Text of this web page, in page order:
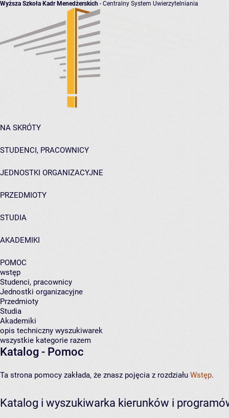
Wyższa Szkoła Kadr Menedżerskich - Centralny System Uwierzytelniania
NA SKRÓTY
STUDENCI, PRACOWNICY
JEDNOSTKI ORGANIZACYJNE
PRZEDMIOTY
STUDIA
AKADEMIKI
POMOC
wstęp
Studenci, pracownicy
Jednostki organizacyjne
Przedmioty
Studia
Akademiki
opis techniczny wyszukiwarek
wszystkie kategorie razem
Katalog - Pomoc
Ta strona pomocy zakłada, że znasz pojęcia z rozdziału Wstęp.
Katalog i wyszukiwarka kierunków i